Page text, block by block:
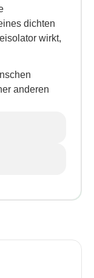
dichten
wirkt,
anderen